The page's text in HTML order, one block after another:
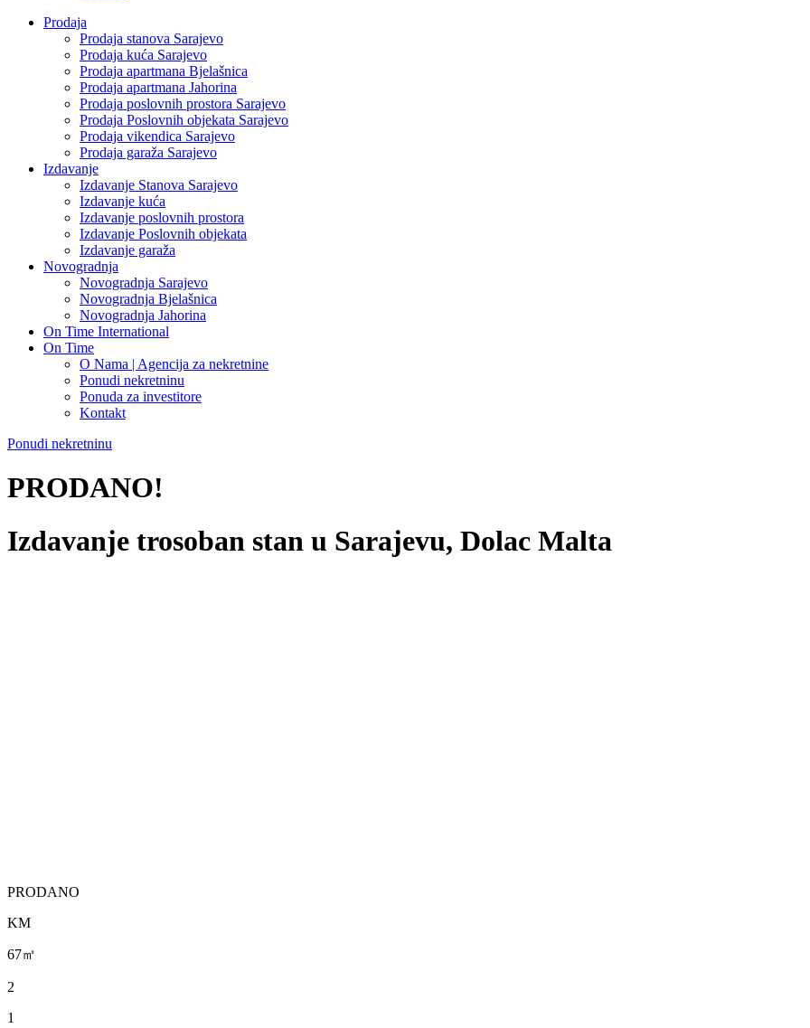
Prodaja
Prodaja stanova Sarajevo
Prodaja kuća Sarajevo
Prodaja apartmana Bjelašnica
Prodaja apartmana Jahorina
Prodaja poslovnih prostora Sarajevo
Prodaja Poslovnih objekata Sarajevo
Prodaja vikendica Sarajevo
Prodaja garaža Sarajevo
Izdavanje
Izdavanje Stanova Sarajevo
Izdavanje kuća
Izdavanje poslovnih prostora
Izdavanje Poslovnih objekata
Izdavanje garaža
Novogradnja
Novogradnja Sarajevo
Novogradnja Bjelašnica
Novogradnja Jahorina
On Time International
On Time
O Nama | Agencija za nekretnine
Ponudi nekretninu
Ponuda za investitore
Kontakt
Ponudi nekretninu
PRODANO!
Izdavanje trosoban stan u Sarajevu, Dolac Malta
PRODANO
KM
67㎡
2
1